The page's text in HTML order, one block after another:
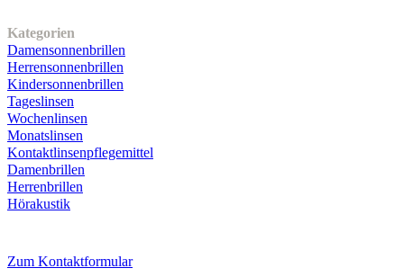
Kategorien
Damensonnenbrillen
Herrensonnenbrillen
Kindersonnenbrillen
Tageslinsen
Wochenlinsen
Monatslinsen
Kontaktlinsenpflegemittel
Damenbrillen
Herrenbrillen
Hörakustik
Zum Kontaktformular